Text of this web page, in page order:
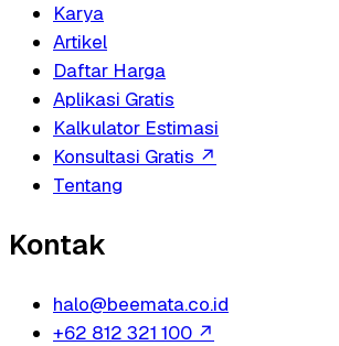
Karya
Artikel
Daftar Harga
Aplikasi Gratis
Kalkulator Estimasi
Konsultasi Gratis ↗
Tentang
Kontak
halo@beemata.co.id
+62 812 321 100 ↗